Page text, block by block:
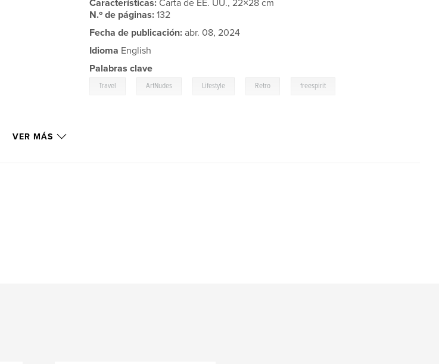
Características:Carta de EE. UU., 22×28 cm
N.º de páginas:132
Fecha de publicación: abr. 08, 2024
Idioma English
Palabras clave
Travel ArtNudes Lifestyle Retro freespirit
VER MÁS